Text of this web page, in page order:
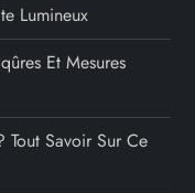
Lumineux
Et Mesures
Tout Savoir Sur Ce